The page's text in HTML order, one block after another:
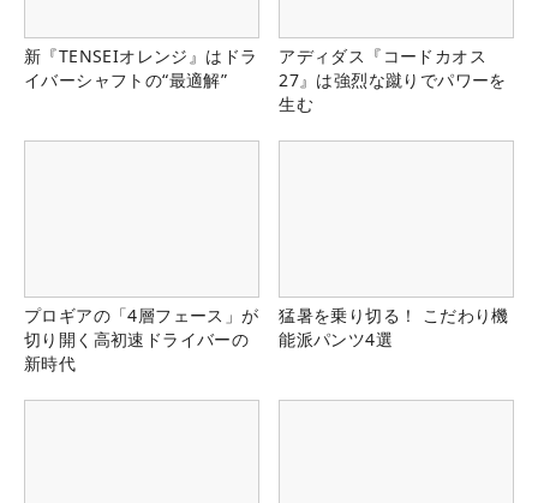
新『TENSEIオレンジ』はドラ
イバーシャフトの“最適解”
アディダス『コードカオス
27』は強烈な蹴りでパワーを
生む
プロギアの「4層フェース」が
切り開く高初速ドライバーの
新時代
猛暑を乗り切る！ こだわり機
能派パンツ4選